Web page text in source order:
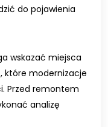
do pojawienia
wskazać miejsca
które modernizacje
Przed remontem
analizę